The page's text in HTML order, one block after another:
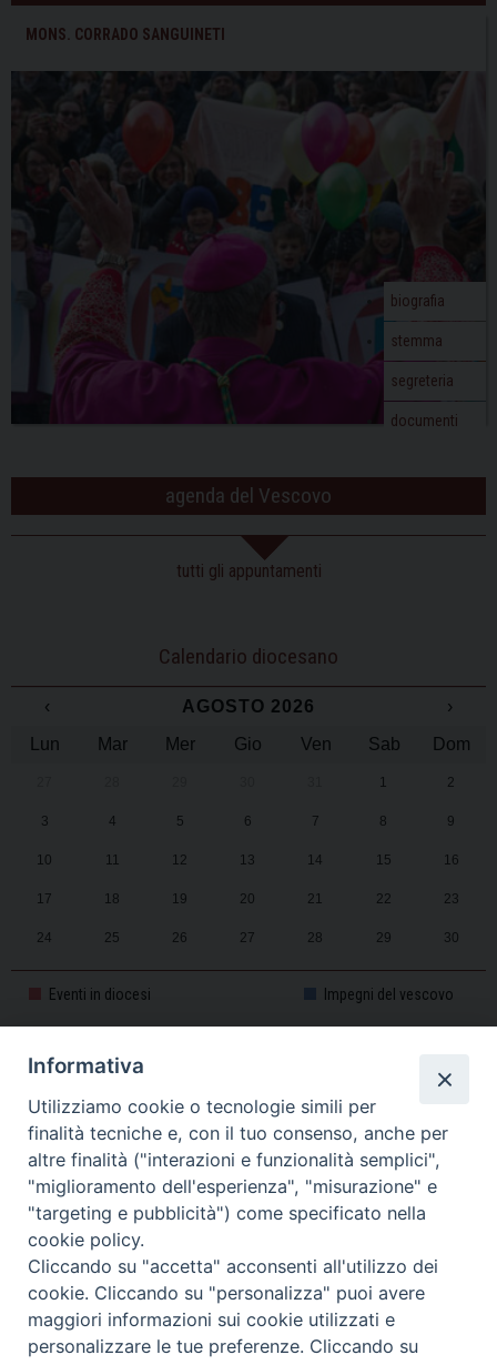
MONS. CORRADO SANGUINETI
biografia
stemma
segreteria
documenti
agenda del Vescovo
tutti gli appuntamenti
Calendario diocesano
‹ AGOSTO 2026
›
Lun
Mar Mer Gio Ven Sab Dom
1 2
3 4 5 6 7 8 9
10 11 12 13 14 15 16
17 18 19 20 21 22 23
24 25 26 27 28 29 30
31 1 2 3 4 5 6
Eventi in diocesi Impegni del vescovo
CALENDARIO PASTORALE 2025-2026
Informativa
Utilizziamo cookie o tecnologie simili per
finalità tecniche e, con il tuo consenso, anche per
altre finalità ("interazioni e funzionalità semplici",
"miglioramento dell'esperienza", "misurazione" e
"targeting e pubblicità") come specificato nella
cookie policy.
Cliccando su "accetta" acconsenti all'utilizzo dei
cookie. Cliccando su "personalizza" puoi avere
maggiori informazioni sui cookie utilizzati e
personalizzare le tue preferenze. Cliccando su